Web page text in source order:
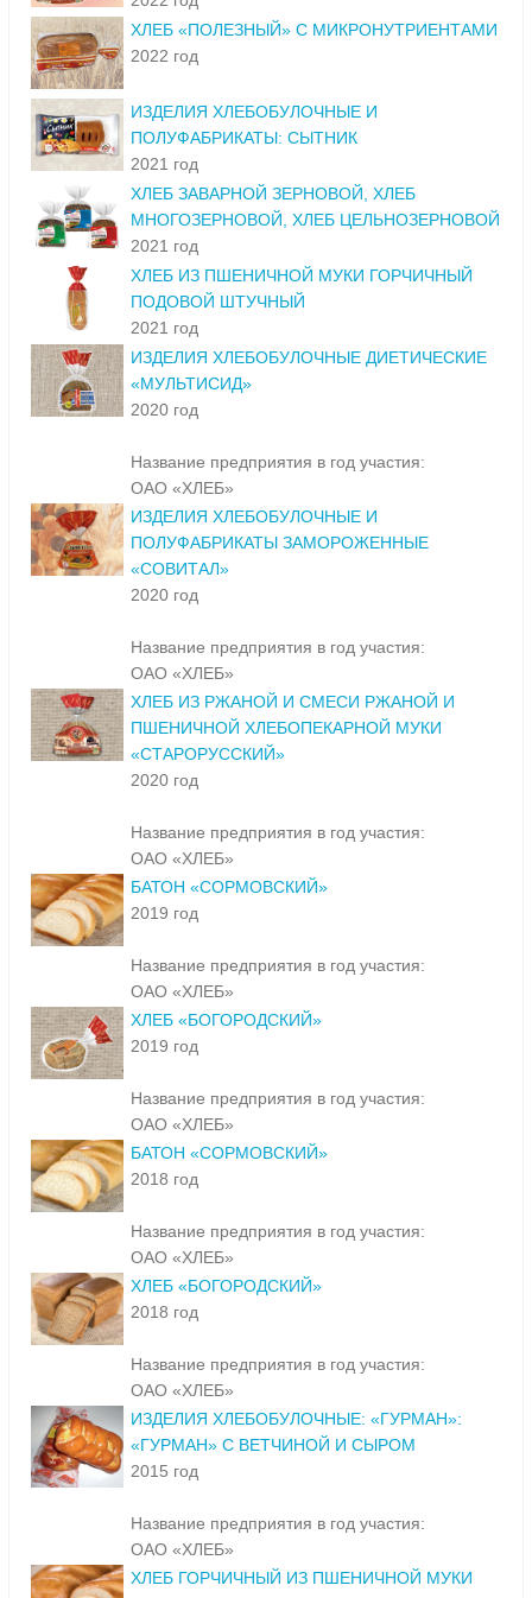
ХЛЕБ «ПОЛЕЗНЫЙ» С МИКРОНУТРИЕНТАМИ
2022 год
ИЗДЕЛИЯ ХЛЕБОБУЛОЧНЫЕ И
ПОЛУФАБРИКАТЫ: СЫТНИК
2021 год
ХЛЕБ ЗАВАРНОЙ ЗЕРНОВОЙ, ХЛЕБ
МНОГОЗЕРНОВОЙ, ХЛЕБ ЦЕЛЬНОЗЕРНОВОЙ
2021 год
ХЛЕБ ИЗ ПШЕНИЧНОЙ МУКИ ГОРЧИЧНЫЙ
ПОДОВОЙ ШТУЧНЫЙ
2021 год
ИЗДЕЛИЯ ХЛЕБОБУЛОЧНЫЕ ДИЕТИЧЕСКИЕ
«МУЛЬТИСИД»
2020 год
Название предприятия в год участия:
ОАО «ХЛЕБ»
ИЗДЕЛИЯ ХЛЕБОБУЛОЧНЫЕ И
ПОЛУФАБРИКАТЫ ЗАМОРОЖЕННЫЕ
«СОВИТАЛ»
2020 год
Название предприятия в год участия:
ОАО «ХЛЕБ»
ХЛЕБ ИЗ РЖАНОЙ И СМЕСИ РЖАНОЙ И
ПШЕНИЧНОЙ ХЛЕБОПЕКАРНОЙ МУКИ
«СТАРОРУССКИЙ»
2020 год
Название предприятия в год участия:
ОАО «ХЛЕБ»
БАТОН «СОРМОВСКИЙ»
2019 год
Название предприятия в год участия:
ОАО «ХЛЕБ»
ХЛЕБ «БОГОРОДСКИЙ»
2019 год
Название предприятия в год участия:
ОАО «ХЛЕБ»
БАТОН «СОРМОВСКИЙ»
2018 год
Название предприятия в год участия:
ОАО «ХЛЕБ»
ХЛЕБ «БОГОРОДСКИЙ»
2018 год
Название предприятия в год участия:
ОАО «ХЛЕБ»
ИЗДЕЛИЯ ХЛЕБОБУЛОЧНЫЕ: «ГУРМАН»:
«ГУРМАН» С ВЕТЧИНОЙ И СЫРОМ
2015 год
Название предприятия в год участия:
ОАО «ХЛЕБ»
ХЛЕБ ГОРЧИЧНЫЙ ИЗ ПШЕНИЧНОЙ МУКИ